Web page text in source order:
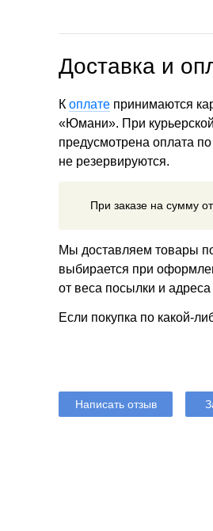
Доставка и
К оплате принимаются
«Юмани». При
предусмотрена оплата
не резервируются.
При заказе на сумму
Мы доставляем товары
выбирается при
от веса посылки и адреса
Если покупка по какой-
Написать отзыв